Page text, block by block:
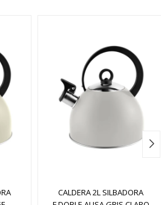
CALDERA 2L SILBADORA